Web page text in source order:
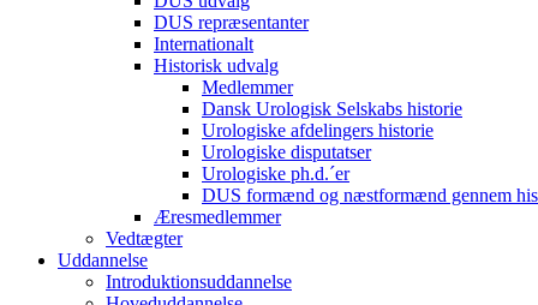
DUS repræsentanter
Internationalt
Historisk udvalg
Medlemmer
Dansk Urologisk Selskabs historie
Urologiske afdelingers historie
Urologiske disputatser
Urologiske ph.d.´er
DUS formænd og næstformænd gennem
Æresmedlemmer
Vedtægter
Uddannelse
Introduktionsuddannelse